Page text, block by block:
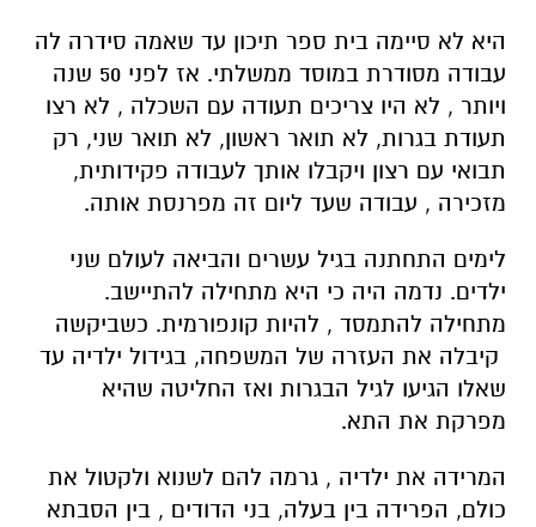
היא לא סיימה בית ספר תיכון עד שאמה סידרה לה
עבודה מסודרת במוסד ממשלתי. אז לפני 50 שנה
ויותר , לא היו צריכים תעודה עם השכלה , לא רצו
תעודת בגרות, לא תואר ראשון, לא תואר שני, רק
תבואי עם רצון ויקבלו אותך לעבודה פקידותית,
מזכירה , עבודה שעד ליום זה מפרנסת אותה.
לימים התחתנה בגיל עשרים והביאה לעולם שני
ילדים. נדמה היה כי היא מתחילה להתיישב.
מתחילה להתמסד , להיות קונפורמית. כשביקשה
קיבלה את העזרה של המשפחה, בגידול ילדיה עד
שאלו הגיעו לגיל הבגרות ואז החליטה שהיא
מפרקת את התא.
המרידה את ילדיה , גרמה להם לשנוא ולקטול את
כולם, הפרידה בין בעלה, בני הדודים , בין הסבתא